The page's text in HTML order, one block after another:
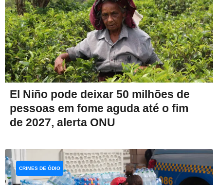
El Niño pode deixar 50 milhões de
pessoas em fome aguda até o fim
de 2027, alerta ONU
CRIMES DE ÓDIO